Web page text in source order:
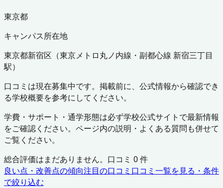
東京都
キャンパス所在地
東京都新宿区 （東京メトロ丸ノ内線・副都心線 新宿三丁目
駅）
口コミは現在募集中です。掲載前に、公式情報から確認でき
る学校概要を参考にしてください。
学費・サポート・通学形態は必ず学校公式サイトで最新情報
をご確認ください。ページ内の説明・よくある質問も併せて
ご覧ください。
総合評価はまだありません。口コミ 0件
良い点・改善点の傾向注目の口コミ 口コミ一覧を見る・条件
で絞り込む